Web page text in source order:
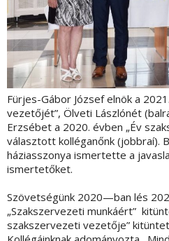
Fürjes-Gábor József elnök a
vezetőjét”, Ölveti Lászlónét
Erzsébet a 2020. évben „Év
választott kolléganőnk (jobbraí).
háziasszonya ismertette a
ismertetőket.
Szövetségünk 2020—ban lés
„Szakszervezeti munkáért”
szakszervezeti vezetője”